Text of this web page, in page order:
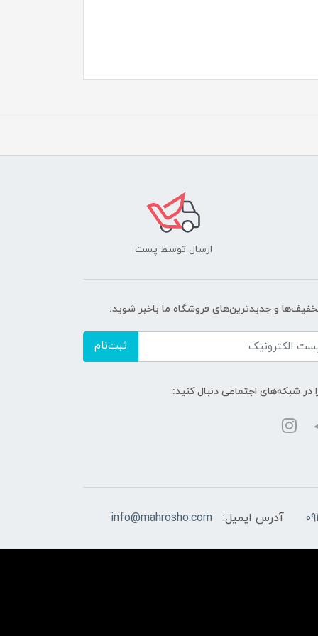
ارسال توسط پست
و جدیدترین‌های فروشگاه ما باخبر شوید:
ثبت‌نام
در شبکه‌های اجتماعی دنبال کنید:
آدرس ایمیل: info@mahrosho.com